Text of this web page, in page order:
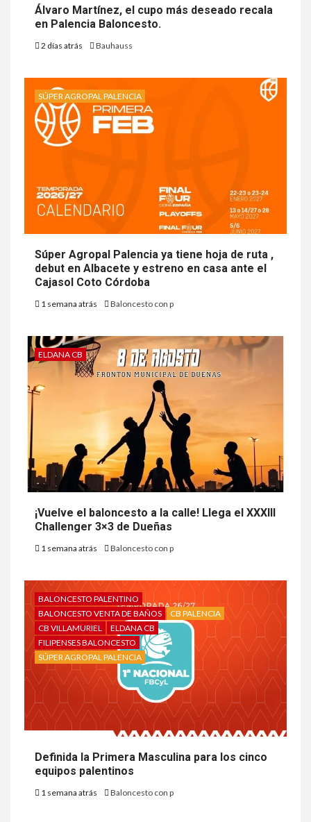
Álvaro Martínez, el cupo más deseado recala
en Palencia Baloncesto.
2 días atrás Bauhauss
SÚPER AGROPAL PALENCIA
Súper Agropal Palencia ya tiene hoja de ruta ,
debut en Albacete y estreno en casa ante el
Cajasol Coto Córdoba
1 semana atrás Baloncesto con p
ELDANA CB
¡Vuelve el baloncesto a la calle! Llega el XXXIII
Challenger 3×3 de Dueñas
1 semana atrás Baloncesto con p
BALONCESTO PALENTINO
BALONCESTO VENTA DE BAÑOS
CB PALENCIA
CB VILLAMURIEL
ELDANA CB
FILIPENSES BALONCESTO
SÚPER AGROPAL PALENCIA
Definida la Primera Masculina para los cinco
equipos palentinos
1 semana atrás Baloncesto con p